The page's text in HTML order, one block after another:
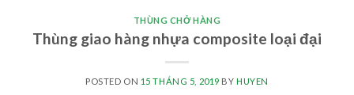
THÙNG CHỞ HÀNG
Thùng giao hàng nhựa composite loại đại
POSTED ON 15 THÁNG 5, 2019 BY HUYEN